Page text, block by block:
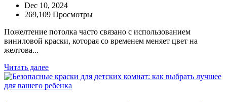
Dec 10, 2024
269,109 Просмотры
Пожелтение потолка часто связано с использованием
виниловой краски, которая со временем меняет цвет на
желтова...
Читать далее